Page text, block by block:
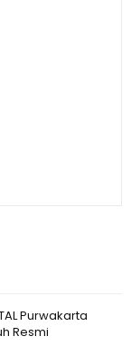
Purwakarta
Resmi